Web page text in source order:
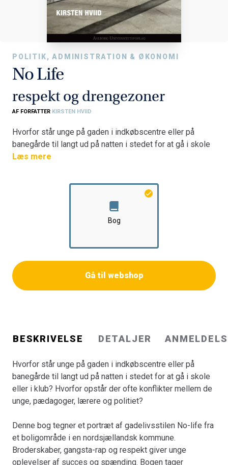
POLITIK, ADMINISTRATION & ØKONOMI
No Life
respekt og drengezoner
AF FORFATTER KIRSTEN HVIID
Hvorfor står unge på gaden i indkøbscentre eller på
banegårde til langt ud på natten i stedet for at gå i skole
eller i klub? Hvorfor opstår der ofte konflikter mellem de
Denne bog tegner et portræt af gadelivsstilen No-life fra
et boligområde i en nordsjællandsk kommune.
Broderskaber, gangsta-rap og respekt giver unge
konflikter mellem politiet og de unge på gaden og
ungdomskriminaliteten. Med oprettelsen af
hvor en gruppe af unge fik ansvaret for det
som stod udenfor. Den ene gruppe af unge inden for
unge, der stod uden for klubben, udviklede en
modidentitet med udgangspunkt i hip hop subkulturen og
senere gansta-rappen. De unge i fællesskaberne blev
henholdsvis kaldt for; de rolige og de vilde. Bogens
om deres oplevelser fra fællesskaberne, gaden, klubben
og fængslet.
Bogen er skrevet på baggrund af Kirsten Hviid's ph.d.-
Læs mere
Bog
Gå til webshop
BESKRIVELSE DETALJER
Hvorfor står unge på gaden i indkøbscentre eller på
banegårde til langt ud på natten i stedet for at gå i skole
eller i klub? Hvorfor opstår der ofte konflikter mellem de
unge, pædagoger, lærere og politiet?
Denne bog tegner et portræt af gadelivsstilen No-life fra
et boligområde i en nordsjællandsk kommune.
Broderskaber, gangsta-rap og respekt giver unge
oplevelser af succes og spænding. Bogen tager